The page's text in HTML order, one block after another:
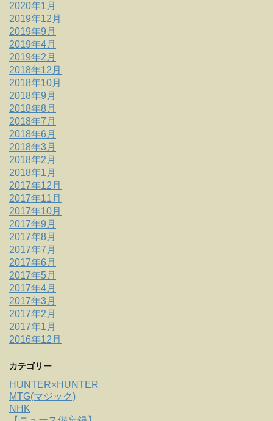
2020年1月
2019年12月
2019年9月
2019年4月
2019年2月
2018年12月
2018年10月
2018年9月
2018年8月
2018年7月
2018年6月
2018年3月
2018年2月
2018年1月
2017年12月
2017年11月
2017年10月
2017年9月
2017年8月
2017年7月
2017年6月
2017年5月
2017年4月
2017年3月
2017年2月
2017年1月
2016年12月
カテゴリー
HUNTER×HUNTER
MTG(マジック)
NHK